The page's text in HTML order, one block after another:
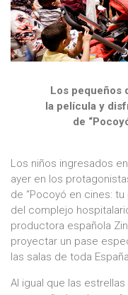
Los pequeños
la película y
de
Los niños ingresados
ayer en los
de “Pocoyó en cines:
del complejo
productora española
proyectar un pase
las salas de toda
Al igual que las